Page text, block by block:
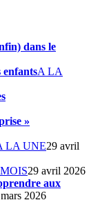
dans le
enfantsA LA
»
LA UNE29 avril
29 avril 2026
aux
2026